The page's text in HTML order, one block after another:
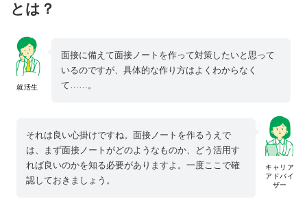
とは？
就活生
面接に備えて面接ノートを作って対策したいと思って
いるのですが、具体的な作り方はよくわからなく
て……。
キャリア
アドバイ
ザー
それは良い心掛けですね。面接ノートを作るうえで
は、まず面接ノートがどのようなものか、どう活用す
れば良いのかを知る必要がありますよ。一度ここで確
認しておきましょう。